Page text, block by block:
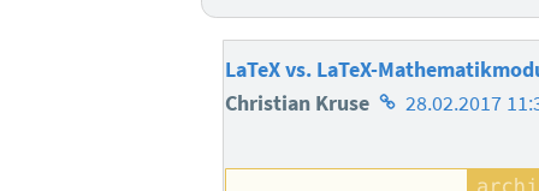
LaTeX vs. LaTeX-
Christian Kruse Homepage
Autors
28.02.2017